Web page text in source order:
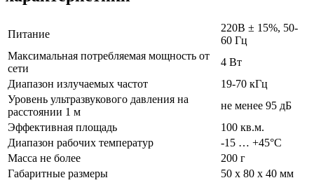
Питание
220В ± 15%, 50-
60 Гц
Максимальная потребляемая мощность от
сети
4 Вт
Диапазон излучаемых частот
19-70 кГц
Уровень ультразвукового давления на
расстоянии 1 м
не менее 95 дБ
Эффективная площадь
100 кв.м.
Диапазон рабочих температур
-15 … +45°С
Масса не более
200 г
Габаритные размеры
50 x 80 x 40 мм